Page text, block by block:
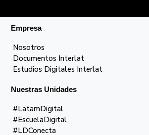
Empresa
Nosotros
Documentos Interlat
Estudios Digitales Interlat
Nuestras Unidades
#LatamDigital
#EscuelaDigital
#LDConecta